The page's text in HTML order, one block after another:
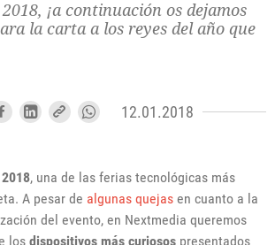
¡a continuación os dejamos
la carta a los reyes del año que
12.01.2018
2018, una de las ferias tecnológicas más
A pesar de algunas quejas en cuanto a la
del evento, en Nextmedia queremos
los dispositivos más curiosos presentados